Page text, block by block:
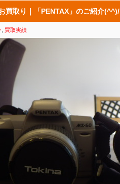
取り｜「PENTAX」のご紹介(^^)/
買取実績